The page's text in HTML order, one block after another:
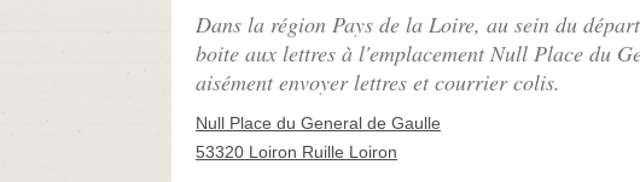
Dans la région Pays de la Loire, au sein du
boite aux lettres à l'emplacement Null Place du
aisément envoyer lettres et courrier colis.
Null Place du General de Gaulle
53320 Loiron Ruille Loiron